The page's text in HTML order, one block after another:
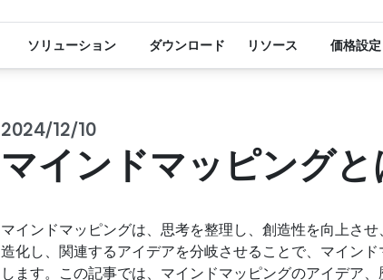
2024/12/10
マインドマッピングと
マインドマッピングは、思考を整理し、創造性を向上さ
造化し、関連するアイデアを分岐させることで、マイン
します。この記事では、マインドマッピングのアイデア、
ソリューション ダウンロード リソース 価格設定